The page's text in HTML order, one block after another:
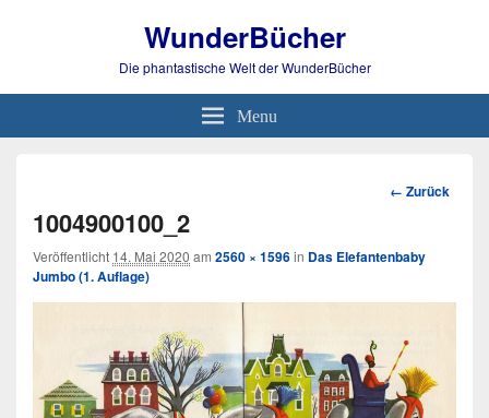
WunderBücher
Die phantastische Welt der WunderBücher
Menu
Bild-
← Zurück
1004900100_2
Veröffentlicht 14. Mai 2020 am 2560 × 1596in Das Elefantenbaby
Jumbo (1. Auflage)